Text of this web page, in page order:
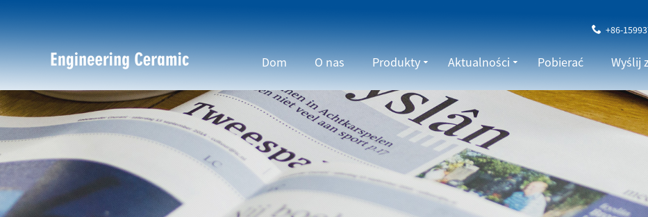
+86-
Dom O nas Produkty Aktualności Pobierać Wyślij